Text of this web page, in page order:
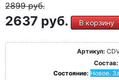
2899руб.
2637 руб. В корзину
Артикул:
Состав:
Состояние: Новое.